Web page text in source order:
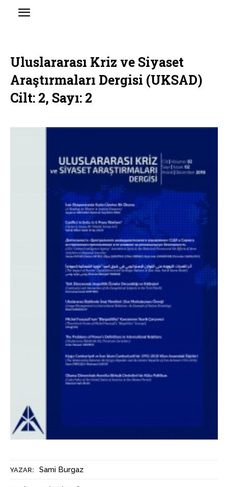
YAZAR: Sami Burgaz
Uluslararası Kriz ve Siyaset
Araştırmaları Dergisi (UKSAD)
Cilt: 2, Sayı: 2